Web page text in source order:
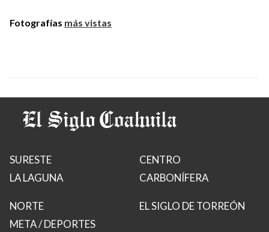
Fotografías más vistas
SURESTE
LA LAGUNA
CENTRO
CARBONÍFERA
NORTE
META / DEPORTES
EL SIGLO DE TORREÓN